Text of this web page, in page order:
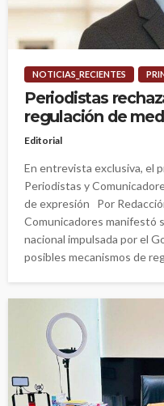
NOTICIAS_RECIENTES
Periodistas
regulación de
Editorial
En entrevista exclusiva, el
Periodistas y
de expresión Por
Comunicadores manifestó
nacional impulsada por el
posibles mecanismos de